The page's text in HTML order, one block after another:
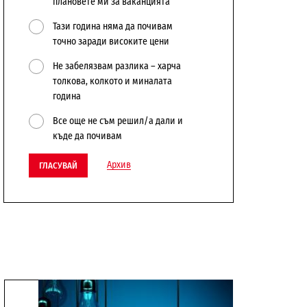
Тази година няма да почивам
точно заради високите цени
Не забелязвам разлика – харча
толкова, колкото и миналата
година
Все още не съм решил/а дали и
къде да почивам
ГЛАСУВАЙ Архив